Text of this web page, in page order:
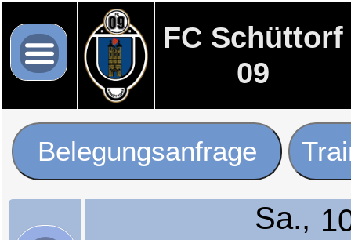
FC Schüttorf
09
Belegungsanfrage
Sa.,